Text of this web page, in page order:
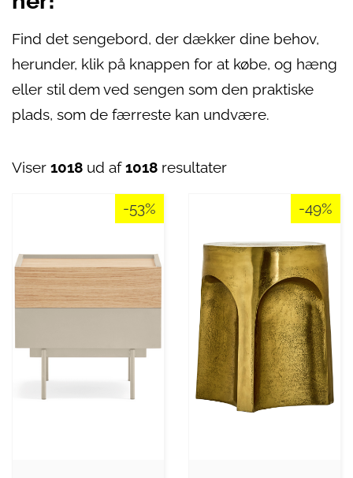
Find det sengebord, der dækker dine behov,
herunder, klik på knappen for at købe, og hæng
eller stil dem ved sengen som den praktiske
plads, som de færreste kan undvære.
Viser 1018 ud af1018 resultater
-53% -49%